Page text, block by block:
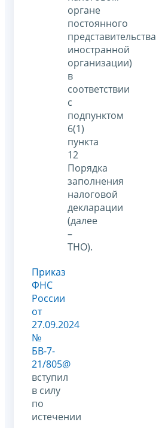
органе
постоянного
представительства
иностранной
организации)
в
соответствии
с
подпунктом
6(1)
пункта
12
Порядка
заполнения
налоговой
декларации
(далее
–
ТНО).
Приказ
ФНС
России
от
27.09.2024
№
БВ-7-
21/805@
вступил
в силу
по
истечении